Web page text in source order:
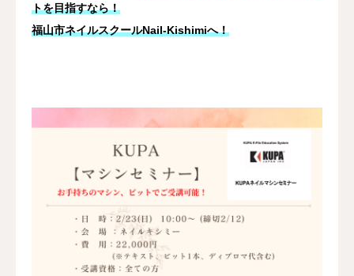
トを目指すなら！
福山市ネイルスクールNail-Kishimiへ！